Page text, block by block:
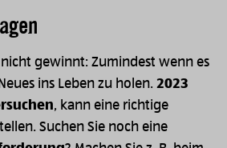
gewinnt: Zumindest wenn es
ins Leben zu holen. 2023
, kann eine richtige
Suchen Sie noch eine